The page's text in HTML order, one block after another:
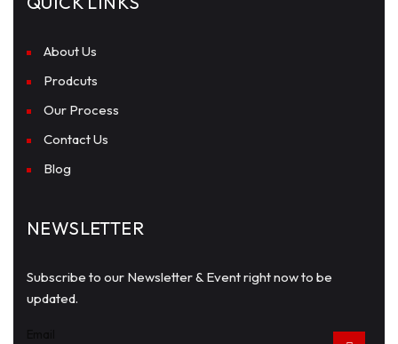
About Us
Prodcuts
Our Process
Contact Us
Blog
NEWSLETTER
Subscribe to our Newsletter & Event right now to be
updated.